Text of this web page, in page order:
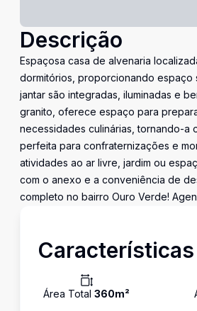
Descrição
Espaçosa casa de alvenaria
dormitórios, proporcionando espaço
jantar são integradas, iluminadas e
granito, oferece espaço para
necessidades culinárias, tornando-a
perfeita para confraternizações e
atividades ao ar livre, jardim ou
com o anexo e a conveniência de
completo no bairro Ouro Verde!
Características
Área Total 360m²